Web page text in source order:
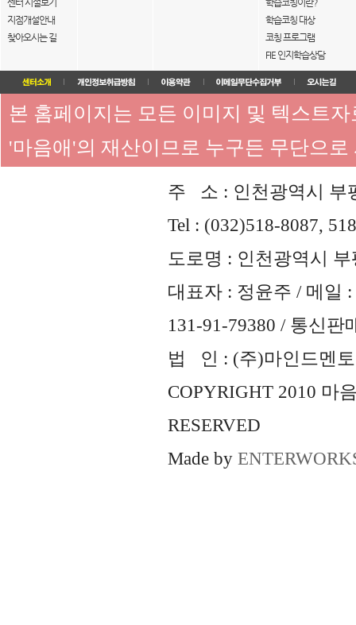
센터 시설보기
지점개설안내
찾아오시는 길
학습코칭이란?
학습코칭 대상
코칭 프로그램
FIE 인지학습상담
본 홈페이지는 모든 이미지 및 텍스트
'마음애'의 재산이므로 누구든 무단으
주 소 : 인천광역시 부
Tel : (032)518-8087,
도로명 : 인천광역시
대표자 : 정윤주 / 메일 :
131-91-79380 / 통신판
법 인 : (주)마인드멘토
COPYRIGHT 2010 마
RESERVED
Made by